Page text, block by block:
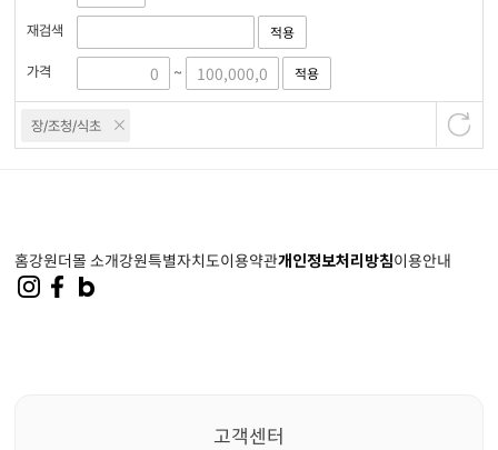
재검색 적용
가격 ~ 적용
장/조청/식초
홈강원더몰 소개강원특별자치도이용약관개인정보처리방침이용안내
고객센터